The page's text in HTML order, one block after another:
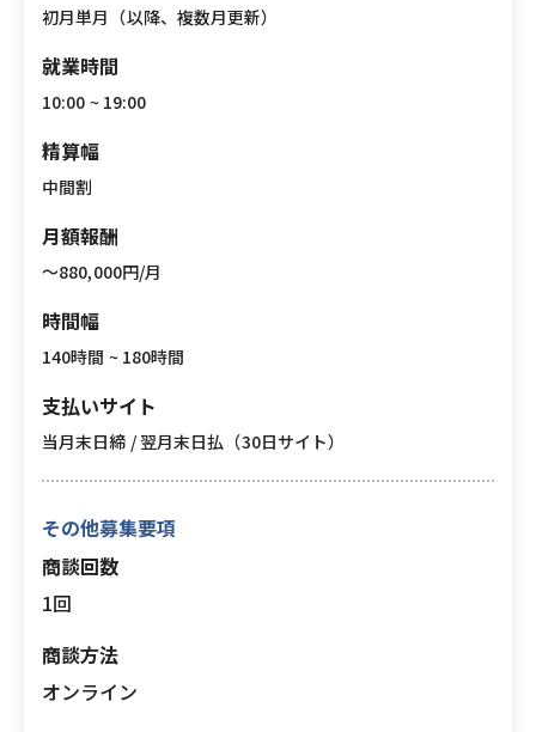
初月単月（以降、複数月更新）
就業時間
10:00 ~ 19:00
精算幅
中間割
月額報酬
〜880,000円/月
時間幅
140時間 ~ 180時間
支払いサイト
当月末日締 / 翌月末日払（30日サイト）
その他募集要項
商談回数
1回
商談方法
オンライン